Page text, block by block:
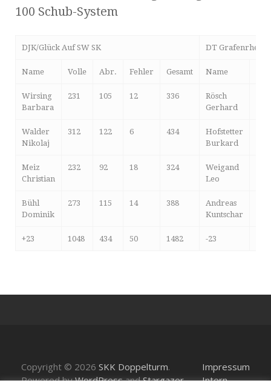
100 Schub-System
DJK/Glück Auf SW SK DT
Name Volle Abr. Fehler Gesamt Name
Wirsing
Barbara
231 105 12 336
Rösch
Gerhard
Walder
Nikolaj
312 122 6 434
Hofstetter
Burkard
Meiz
Christian
232 92 18 324
Weigand
Leo
Bühl
Dominik
273 115 14 388
Andreas
Kuntschar
+23 1048 434 50 1482 -23
Copyright © 2026 SKK Doppelturm.
Powered byWordPressandStargazer.
Impressum
Intern